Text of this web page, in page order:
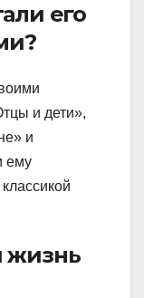
его
и дети»,
и
ему
жизнь